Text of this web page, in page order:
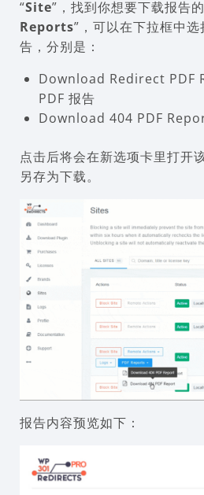
“Site”，找到你想要下载报告
Reports”，可以在下拉框中
告，分别是：
Download Redirect PDF
PDF 报告
Download 404 PDF
点击后将会在新选项卡里打开
另存为下载。
报告内容预览如下：